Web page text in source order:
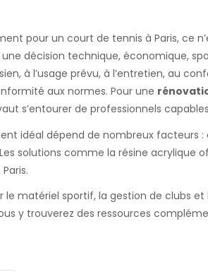
pour un court de tennis à Paris, ce
décision technique, économique,
à l’usage prévu, à l’entretien, au
aux normes. Pour une
s’entourer de professionnels
idéal dépend de nombreux facteurs
solutions comme la résine acrylique
le matériel sportif, la gestion de clubs
y trouverez des ressources